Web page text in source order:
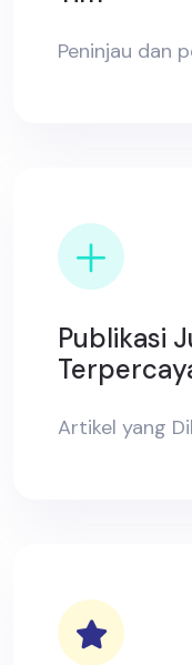
Peninjau dan
Publikasi
Artikel yang